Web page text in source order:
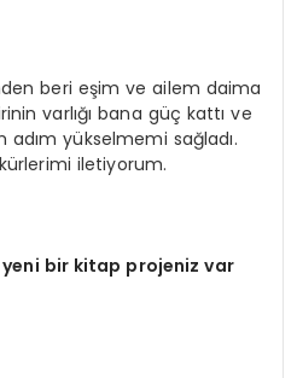
beri eşim ve ailem daima
varlığı bana güç kattı ve
adım yükselmemi sağladı.
iletiyorum.
yeni bir kitap projeniz var